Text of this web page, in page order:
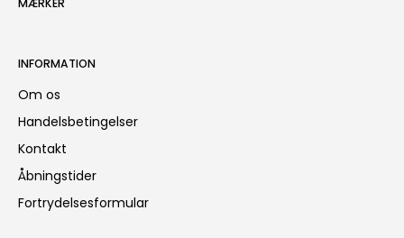
MÆRKER
INFORMATION
Om os
Handelsbetingelser
Kontakt
Åbningstider
Fortrydelsesformular